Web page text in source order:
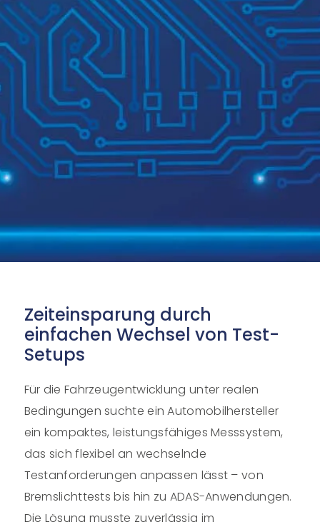
Zeiteinsparung durch
einfachen Wechsel von Test-
Setups
Für die Fahrzeugentwicklung unter realen
Bedingungen suchte ein Automobilhersteller
ein kompaktes, leistungsfähiges Messsystem,
das sich flexibel an wechselnde
Testanforderungen anpassen lässt – von
Bremslichttests bis hin zu ADAS-Anwendungen.
Die Lösung musste zuverlässig im